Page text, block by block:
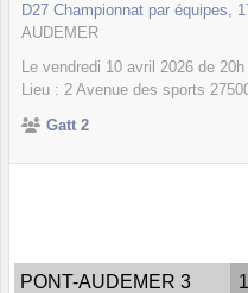
D27 Championnat par équipes,
AUDEMER
Le vendredi 10 avril 2026 de
Lieu : 2 Avenue des sports
Gatt 2
PONT-AUDEMER 3